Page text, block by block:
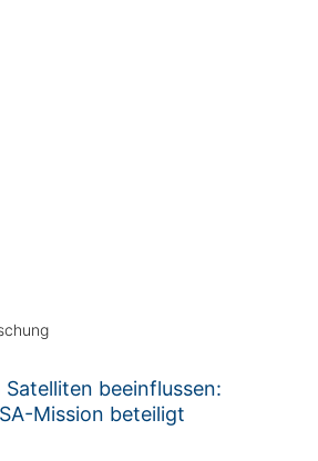
Satelliten beeinflussen:
Mission beteiligt